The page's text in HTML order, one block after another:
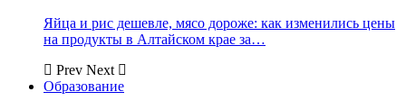
Яйца и рис дешевле, мясо дороже: как изменились цены
на продукты в Алтайском крае за…
Prev Next
Образование